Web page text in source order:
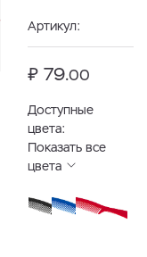
Артикул:
₽ 79.00
Доступные
цвета:
Показать все
цвета